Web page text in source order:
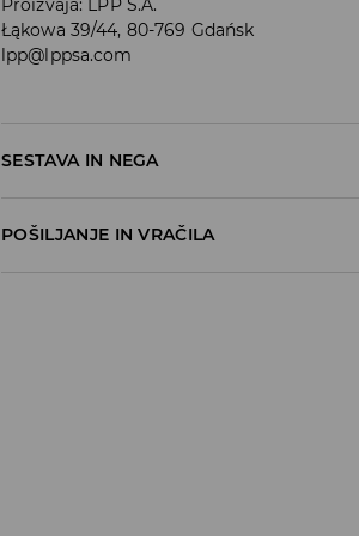
Proizvaja: LPP S.A.
Łąkowa 39/44, 80-769 Gdańsk
lpp@lppsa.com
SESTAVA IN NEGA
POŠILJANJE IN VRAČILA